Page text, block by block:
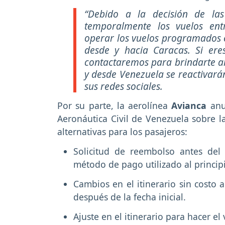
“Debido a la decisión de
temporalmente los vuelos
operar los vuelos
desde y hacia Caracas. Si
contactaremos para brindarte
y desde Venezuela se
sus redes sociales.
Por su parte, la aerolíneaAvianca
Aeronáutica Civil de Venezuela sobre
alternativas para los pasajeros:
Solicitud de reembolso antes
método de pago utilizado al
Cambios en el itinerario sin costo
después de la fecha inicial.
Ajuste en el itinerario para hacer el